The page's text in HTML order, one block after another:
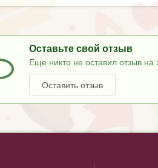
Оставьте свой отзыв
Еще никто не оставил отзыв
Оставить отзыв